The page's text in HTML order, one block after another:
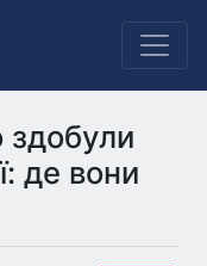
здобули
де вони